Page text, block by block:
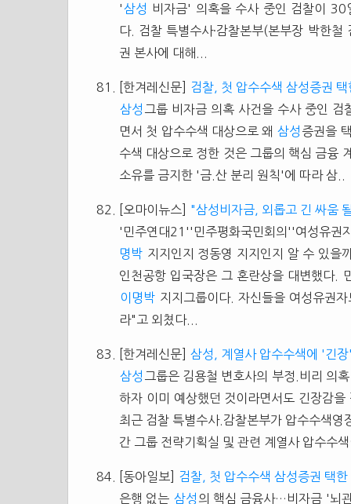
'삼성
비자금' 의혹을 수사 중인 검찰이
다. 검찰 특별수사·감찰본부(본부장 박한
권 본사에 대해...
[한겨레신문]
검찰, 첫 압수수색 삼성증권
삼성 그룹 비자금 의혹 사건을 수사 중인
면서 첫 압수수색 대상으로 왜 삼성 증권을
수색 대상으로 정한 것은 그룹의 핵심 금융
소유를 금지한 '금.산 분리 원칙'에 따라 삼..
[오마이뉴스]
"삼성비자금, 외롭고 긴 싸움
'민주연대21''민주평화국민회의''여성유권
명박 지지인지 정동영 지지인지 알 수 있
인천공항 입국장은 그 혼란상을 대변했다.
이명박 지지그룹이다. 자신들을 여성유권
라"고 외쳤다...
[한겨레신문] 삼성, 계열사 압수수색에 '긴
삼성 그룹은 김용철 변호사의 부정.비리 의
하자 이미 예상했던 것이라면서도 긴장감
최근 검찰 특별수사.감찰본부가 압수수색
간 그룹 전략기획실 및 관련 계열사 압수수
[동아일보]
검찰, 첫 압수수색 삼성증권 택한
은행 없는 삼성 의 핵심 금융사…비자금 '뇌